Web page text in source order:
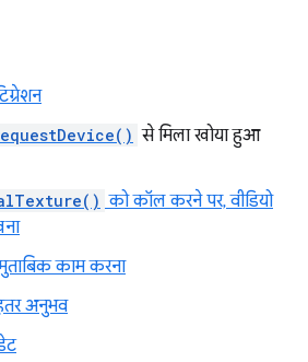
से मिला खोया हुआ
को कॉल करने पर, वीडियो
काम करना
अनुभव